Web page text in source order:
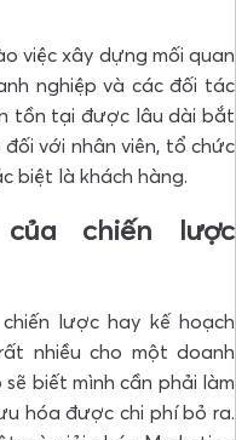
việc xây dựng mối quan
nghiệp và các đối tác
tồn tại được lâu dài bắt
với nhân viên, tổ chức
biệt là khách hàng.
chiến lược
lược hay kế hoạch
nhiều cho một doanh
biết mình cần phải làm
hóa được chi phí bỏ ra.